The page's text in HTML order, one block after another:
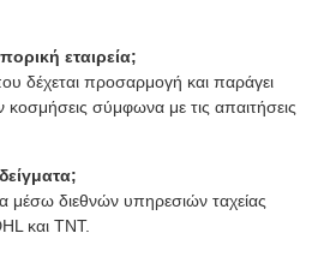
εταιρεία;
δέχεται προσαρμογή και παράγει
κοσμήσεις σύμφωνα με τις απαιτήσεις
μέσω διεθνών υπηρεσιών ταχείας
και TNT.